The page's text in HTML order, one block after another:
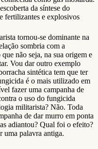
da síntese do
fertilizantes e explosivos
tornou-se dominante na
sombria com a
não seja, na sua origem e
Vou dar outro exemplo
sintética tem que ter
é o mais utilizado em
fazer uma campanha de
o uso do fungicida
militarista? Não. Toda
de dar murro em ponta
adiantou? Qual foi o efeito?
uma palavra antiga.